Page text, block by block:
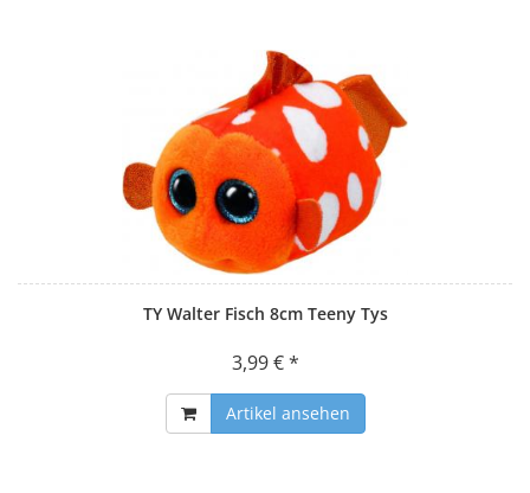
TY Walter Fisch 8cm Teeny Tys
3,99 € *
Artikel ansehen